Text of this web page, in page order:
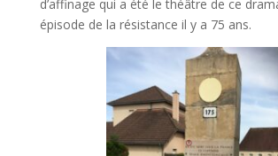
d’affinage qui a été le théâtre de ce
épisode de la résistance il y a 75 ans.